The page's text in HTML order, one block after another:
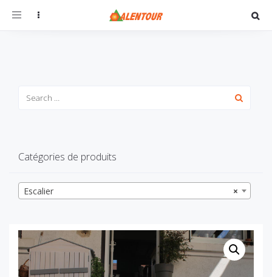
Toggle
Catégories de produits
×
Escalier